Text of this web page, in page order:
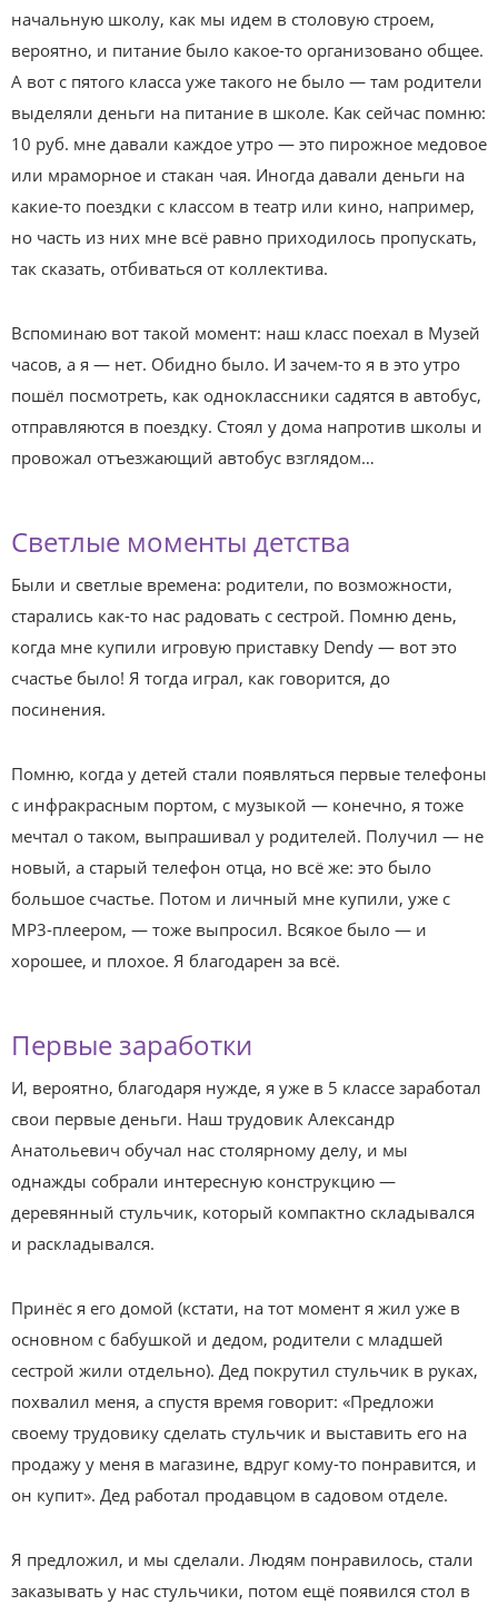
начальную школу, как мы идем в столовую строем,
вероятно, и питание было какое-то организовано общее.
А вот с пятого класса уже такого не было — там родители
выделяли деньги на питание в школе. Как сейчас помню:
10 руб. мне давали каждое утро — это пирожное медовое
или мраморное и стакан чая. Иногда давали деньги на
какие-то поездки с классом в театр или кино, например,
но часть из них мне всё равно приходилось пропускать,
так сказать, отбиваться от коллектива.
Вспоминаю вот такой момент: наш класс поехал в Музей
часов, а я — нет. Обидно было. И зачем-то я в это утро
пошёл посмотреть, как одноклассники садятся в автобус,
отправляются в поездку. Стоял у дома напротив школы и
провожал отъезжающий автобус взглядом…
Светлые моменты детства
Были и светлые времена: родители, по возможности,
старались как-то нас радовать с сестрой. Помню день,
когда мне купили игровую приставку Dendy — вот это
счастье было! Я тогда играл, как говорится, до
посинения.
Помню, когда у детей стали появляться первые телефоны
с инфракрасным портом, с музыкой — конечно, я тоже
мечтал о таком, выпрашивал у родителей. Получил — не
новый, а старый телефон отца, но всё же: это было
большое счастье. Потом и личный мне купили, уже с
MP3-плеером, — тоже выпросил. Всякое было — и
хорошее, и плохое. Я благодарен за всё.
Первые заработки
И, вероятно, благодаря нужде, я уже в 5 классе заработал
свои первые деньги. Наш трудовик Александр
Анатольевич обучал нас столярному делу, и мы
однажды собрали интересную конструкцию —
деревянный стульчик, который компактно складывался
и раскладывался.
Принёс я его домой (кстати, на тот момент я жил уже в
основном с бабушкой и дедом, родители с младшей
сестрой жили отдельно). Дед покрутил стульчик в руках,
похвалил меня, а спустя время говорит: «Предложи
своему трудовику сделать стульчик и выставить его на
продажу у меня в магазине, вдруг кому-то понравится, и
он купит». Дед работал продавцом в садовом отделе.
Я предложил, и мы сделали. Людям понравилось, стали
заказывать у нас стульчики, потом ещё появился стол в